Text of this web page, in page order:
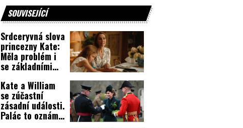
SOUVISEJÍCÍ
Srdceryvná slova
princezny Kate:
Měla problém i
se základními
Kate a William
se zúčastní
zásadní události.
Palác to oznámil